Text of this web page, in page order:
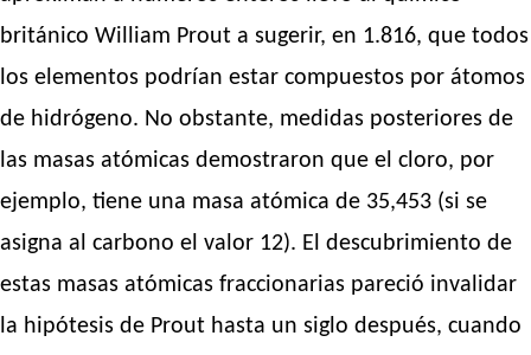
británico William Prout a sugerir, en 1.816, que todos
los elementos podrían estar compuestos por átomos
de hidrógeno. No obstante, medidas posteriores de
las masas atómicas demostraron que el cloro, por
ejemplo, tiene una masa atómica de 35,453 (si se
asigna al carbono el valor 12). El descubrimiento de
estas masas atómicas fraccionarias pareció invalidar
la hipótesis de Prout hasta un siglo después, cuando